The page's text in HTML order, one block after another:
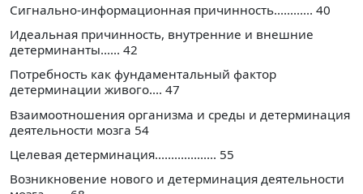
Сигнально-информационная причинность............ 40
Идеальная причинность, внутренние и внешние
детерминанты...... 42
Потребность как фундаментальный фактор
детерминации живого.... 47
Взаимоотношения организма и среды и детерминация
деятельности мозга 54
Целевая детерминация................... 55
Возникновение нового и детерминация деятельности